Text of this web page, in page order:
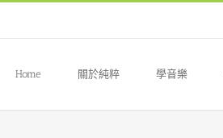
Home 關於純粹 學音樂